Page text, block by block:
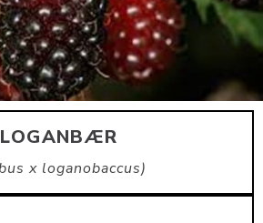
LOGANBÆR
x loganobaccus